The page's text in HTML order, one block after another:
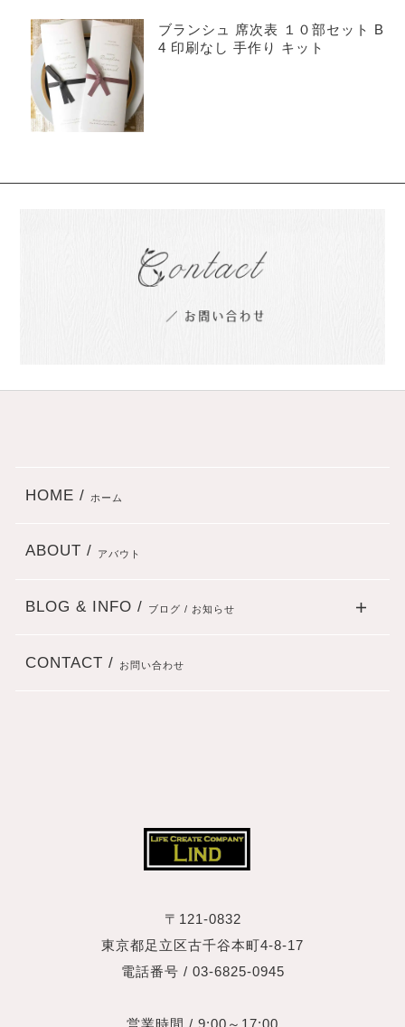
ブランシュ 席次表 １０部セット B
4 印刷なし 手作り キット
〒121-0832
東京都足立区古千谷本町4‐8‐17
電話番号 / 03-6825-0945
HOME / ホーム
ABOUT / アバウト
BLOG & INFO / ブログ / お知らせ
CONTACT / お問い合わせ